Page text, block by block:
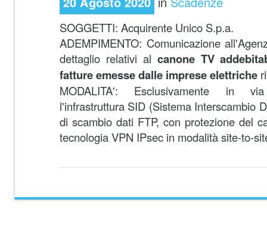
SOGGETTI: Acquirente Unico S.p.a.
ADEMPIMENTO: Comunicazione
dettaglio relativi al canone TV
fatture emesse dalle imprese elettriche
MODALITA': Esclusivamente in
l'infrastruttura SID (Sistema Interscambio
di scambio dati FTP, con protezione del
tecnologia VPN IPsec in modalità site-to-